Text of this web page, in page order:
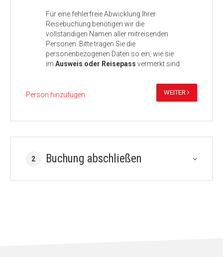
Für eine fehlerfreie Abwicklung Ihrer
Reisebuchung benötigen wir die
vollständigen Namen aller mitreisenden
Personen. Bitte tragen Sie die
personenbezogenen Daten so ein, wie sie
im Ausweis oder Reisepass vermerkt sind.
Person hinzufügen WEITER
2 Buchung abschließen